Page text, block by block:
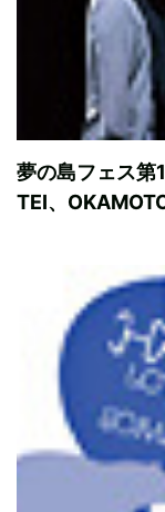
夢の島フェス第
TEI、